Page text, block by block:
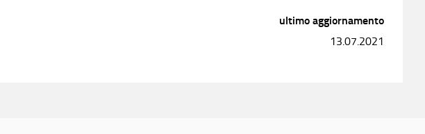
ultimo aggiornamento
13.07.2021